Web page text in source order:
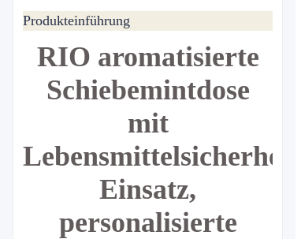
Produkteinführung
RIO aromatisierte
Schiebemintdose
mit
Einsatz,
personalisierte